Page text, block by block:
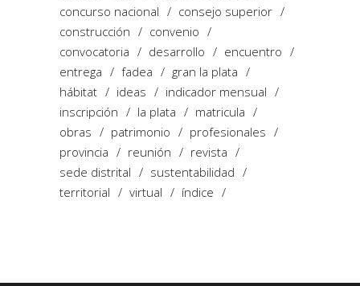
concurso nacional
consejo superior
construcción
convenio
convocatoria
desarrollo
encuentro
entrega
fadea
gran la plata
hábitat
ideas
indicador mensual
inscripción
la plata
matricula
obras
patrimonio
profesionales
provincia
reunión
revista
sede distrital
sustentabilidad
territorial
virtual índice